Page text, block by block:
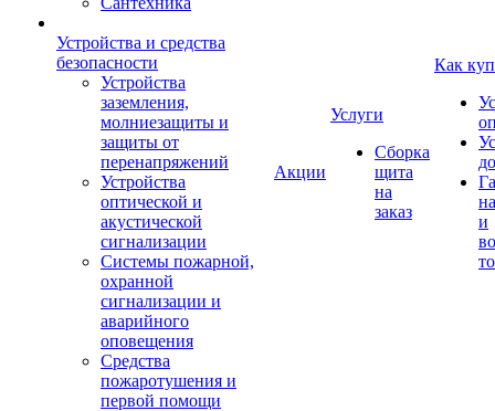
Устройства и средства
безопасности
Устройства
заземления,
молниезащиты и
защиты от
перенапряжений
Устройства
оптической и
акустической
сигнализации
Системы пожарной,
охранной
сигнализации и
аварийного
оповещения
Средства
пожаротушения и
первой помощи
Акции
Услуги
Сборка
щита
на
заказ
Как
и